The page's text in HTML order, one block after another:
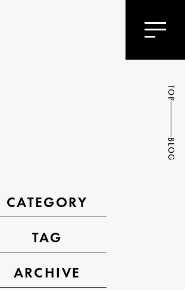
TOP
BLOG
CATEGORY
TAG
ARCHIVE